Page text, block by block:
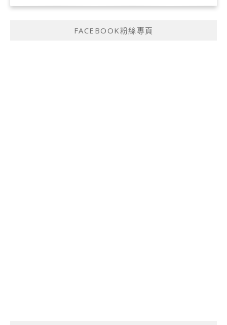
FACEBOOK粉絲專頁